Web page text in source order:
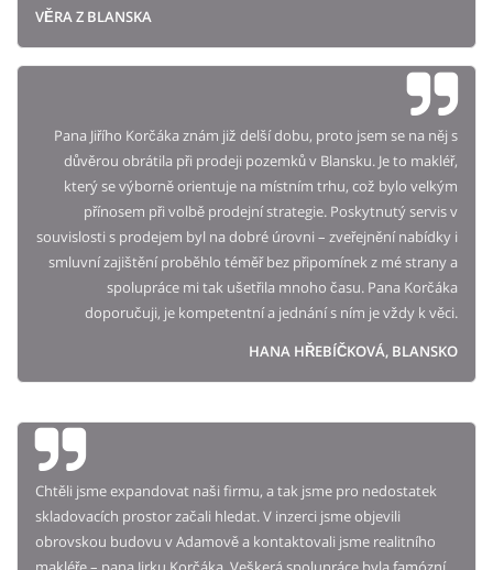
VĚRA Z BLANSKA
Pana Jiřího Korčáka znám již delší dobu, proto jsem se na něj s
důvěrou obrátila při prodeji pozemků v Blansku. Je to makléř,
který se výborně orientuje na místním trhu, což bylo velkým
přínosem při volbě prodejní strategie. Poskytnutý servis v
souvislosti s prodejem byl na dobré úrovni – zveřejnění nabídky i
smluvní zajištění proběhlo téměř bez připomínek z mé strany a
spolupráce mi tak ušetřila mnoho času. Pana Korčáka
doporučuji, je kompetentní a jednání s ním je vždy k věci.
HANA HŘEBÍČKOVÁ, BLANSKO
Chtěli jsme expandovat naši firmu, a tak jsme pro nedostatek
skladovacích prostor začali hledat. V inzerci jsme objevili
obrovskou budovu v Adamově a kontaktovali jsme realitního